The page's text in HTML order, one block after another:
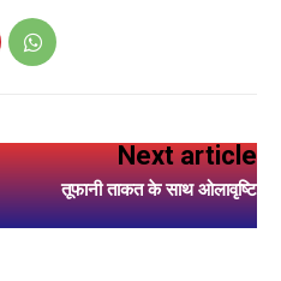
Next article
तूफानी ताकत के साथ ओलावृष्टि